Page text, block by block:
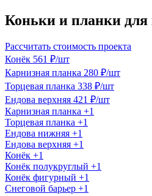
Коньки и планки
Рассчитать стоимость проекта
Конёк 561 ₽/шт
Карнизная планка 280 ₽/шт
Торцевая планка 338 ₽/шт
Ендова верхняя 421 ₽/шт
Карнизная планка +1
Торцевая планка +1
Ендова нижняя +1
Ендова верхняя +1
Конёк +1
Конёк полукруглый +1
Конёк фигурный +1
Снеговой барьер +1